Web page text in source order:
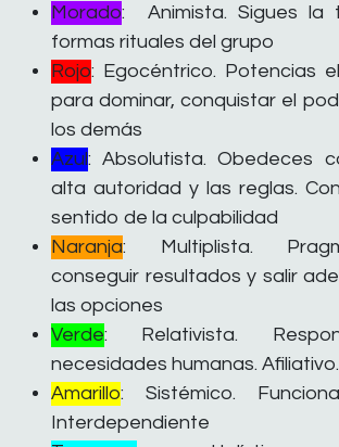
Morado: Animista. Sigues la
formas rituales del grupo
Rojo: Egocéntrico. Potencias
para dominar, conquistar el
los demás
Azul: Absolutista. Obedeces
alta autoridad y las reglas.
sentido de la culpabilidad
Naranja: Multiplista.
conseguir resultados y salir
las opciones
Verde: Relativista.
necesidades humanas.
Amarillo: Sistémico.
Interdependiente